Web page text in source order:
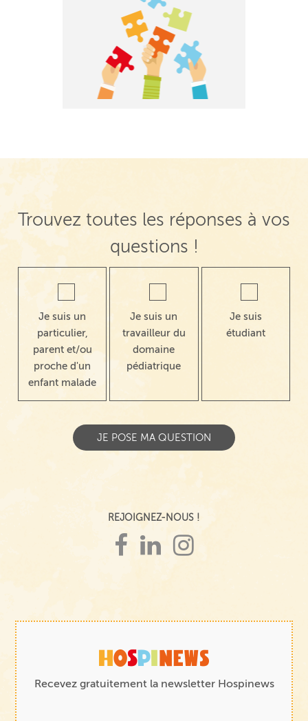
Trouvez toutes les réponses à vos
questions !
Je suis un
particulier,
parent et/ou
proche d'un
enfant malade
Je suis un
travailleur du
domaine
pédiatrique
Je suis
étudiant
REJOIGNEZ-NOUS !
Recevez gratuitement la newsletter Hospinews